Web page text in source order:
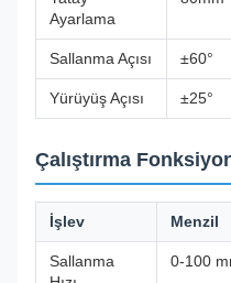
Ayarlama
Sallanma Açısı ±60°
Yürüyüş Açısı ±25°
Çalıştırma
İşlev Menzil
Sallanma
0-100